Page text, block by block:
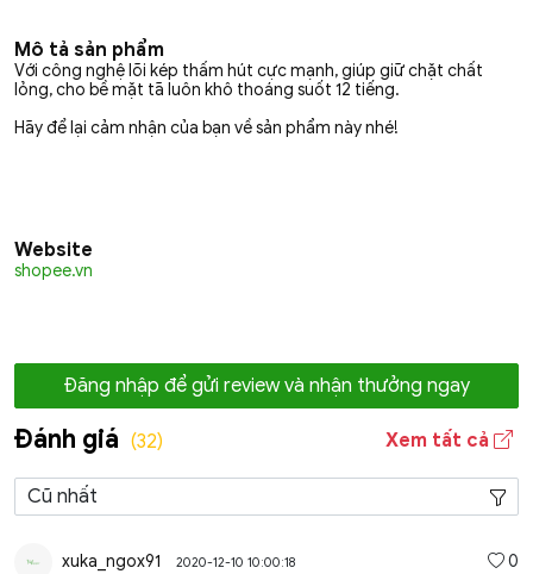
Mô tả sản phẩm
Với công nghệ lõi kép thấm hút cực mạnh, giúp giữ chặt chất
lỏng, cho bề mặt tã luôn khô thoáng suốt 12 tiếng.
Hãy để lại cảm nhận của bạn về sản phẩm này nhé!
Website
shopee.vn
Đăng nhập để gửi review và nhận thưởng ngay
Đánh giá (32) Xem tất cả
xuka_ngox91 2020-12-10 10:00:18 0